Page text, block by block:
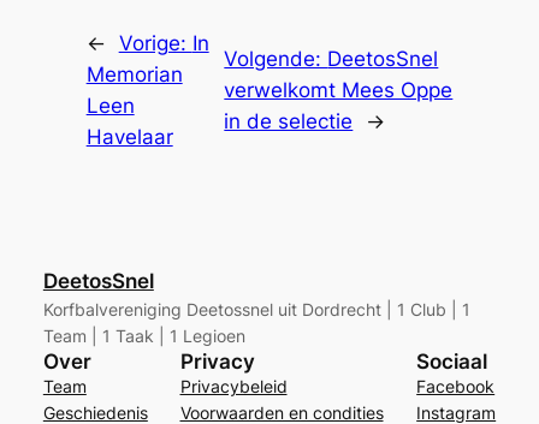
← Vorige: In
Memorian
Leen
Havelaar
Volgende: DeetosSnel
verwelkomt Mees Oppe
in de selectie
→
DeetosSnel
Korfbalvereniging Deetossnel uit Dordrecht | 1 Club | 1
Team | 1 Taak | 1 Legioen
Over
Team
Geschiedenis
Privacy
Privacybeleid
Voorwaarden en condities
Sociaal
Facebook
Instagram